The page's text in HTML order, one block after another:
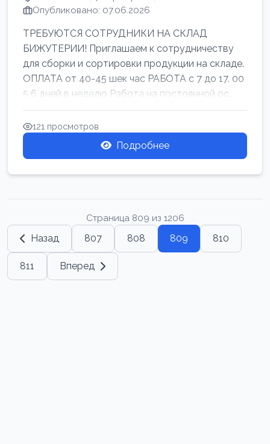
Опубликовано: 07.06.2026
ТРЕБУЮТСЯ СОТРУДНИКИ НА СКЛАД
БИЖУТЕРИИ! Приглашаем к сотрудничеству
для сборки и сортировки продукции на складе.
ОПЛАТА от 40-45 шек час РАБОТА с 7 до 17. 00
5 6 дней в неделю Работа на постоянной ос...
121 просмотров
Подробнее
Страница 809 из 1206
Назад 807 808 809 810
811 Вперед